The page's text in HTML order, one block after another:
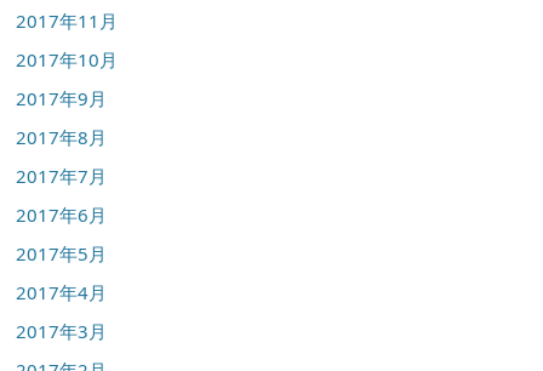
2017年11月
2017年10月
2017年9月
2017年8月
2017年7月
2017年6月
2017年5月
2017年4月
2017年3月